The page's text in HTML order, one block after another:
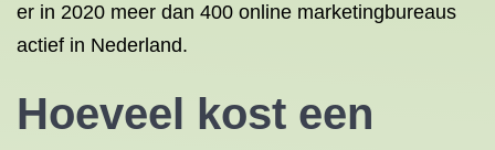
er in 2020 meer dan 400 online marketingbureaus
actief in Nederland.
Hoeveel kost een